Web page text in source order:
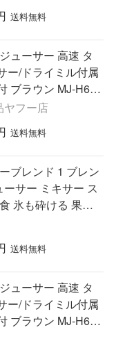
送料無料
ューサー 高速 タ
ー/ドライミル付属
ブラウン MJ-H600
ヤフー店
送料無料
ブレンド 1 ブレン
ーサー ミキサー ス
氷も砕ける 果物
ル付] JB
送料無料
ューサー 高速 タ
ー/ドライミル付属
ブラウン MJ-H600